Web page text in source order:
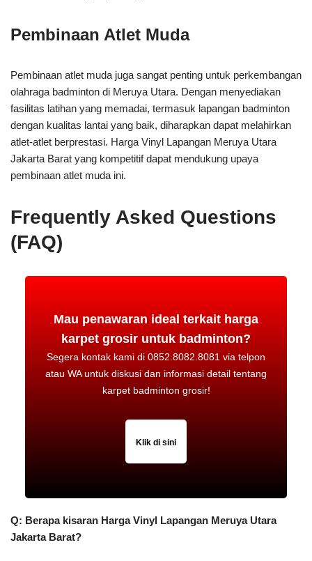
Pembinaan Atlet Muda
Pembinaan atlet muda juga sangat penting untuk perkembangan
olahraga badminton di Meruya Utara. Dengan menyediakan
fasilitas latihan yang memadai, termasuk lapangan badminton
dengan kualitas lantai yang baik, diharapkan dapat melahirkan
atlet-atlet berprestasi. Harga Vinyl Lapangan Meruya Utara
Jakarta Barat yang kompetitif dapat mendukung upaya
pembinaan atlet muda ini.
Frequently Asked Questions
(FAQ)
Mau penawaran ideal terkait harga
karpet grosir untuk badminton?
Segera kontak kami di 0852.8082.8081 via telpon
atau WA untuk diskusi dan informasi detail tentang
karpet badminton grosir!
Klik di sini
Q: Berapa kisaran Harga Vinyl Lapangan Meruya Utara
Jakarta Barat?